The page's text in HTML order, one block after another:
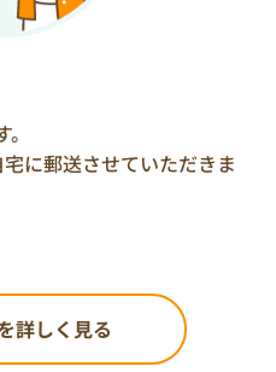
に郵送させていただきま
詳しく見る